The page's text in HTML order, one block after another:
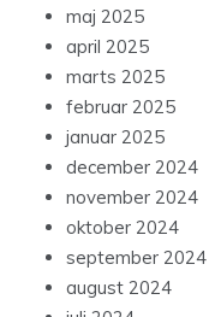
maj 2025
april 2025
marts 2025
februar 2025
januar 2025
december 2024
november 2024
oktober 2024
september 2024
august 2024